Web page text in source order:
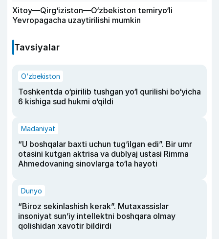
Xitoy—Qirg‘iziston—O‘zbekiston temiryo‘li
Yevropagacha uzaytirilishi mumkin
Tavsiyalar
O‘zbekiston
Toshkentda o‘pirilib tushgan yo‘l qurilishi bo‘yicha
6 kishiga sud hukmi o‘qildi
Madaniyat
“U boshqalar baxti uchun tug‘ilgan edi”. Bir umr
otasini kutgan aktrisa va dublyaj ustasi Rimma
Ahmedovaning sinovlarga to‘la hayoti
Dunyo
“Biroz sekinlashish kerak”. Mutaxassislar
insoniyat sun’iy intellektni boshqara olmay
qolishidan xavotir bildirdi